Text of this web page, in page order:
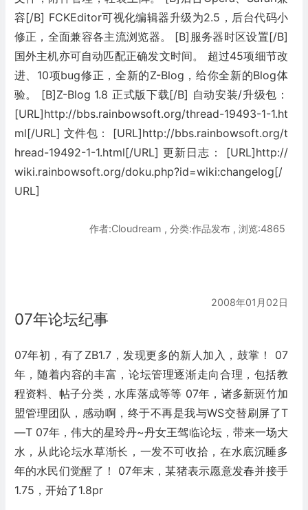
容[/B] FCKEditor可视化编辑器升级为2.5，后台代码小
修正，全面兼容各主流浏览器。 [B]服务器时区设置[/B]
国外主机亦可自动匹配正确发文时间。 超过45项细节改
进、10项bug修正，全新的Z-Blog，给你全新的Blog体
验。 [B]Z-Blog 1.8 正式版下载[/B] 自动安装/升级包：
[URL]http://bbs.rainbowsoft.org/thread-19493-1-1.ht
ml[/URL] 文件包： [URL]http://bbs.rainbowsoft.org/t
hread-19492-1-1.html[/URL] 更新日志： [URL]http://
wiki.rainbowsoft.org/doku.php?id=wiki:changelog[/
URL]
作者:Cloudream , 分类:作品发布 , 浏览:4865
2008年01月02日
07年论坛纪事
07年初，有了ZB1.7，发现更多的新人加入，鼓掌！ 07
年，随着内容的丰富，论坛管理逐渐走向合理，包括教
程资料、帖子分类，水库落成等等 07年，诸多新斑竹加
盟管理团队，感动啊，终于不再是我与WS交替刷屏了T
—T 07年，伟大的星玲丹~丹女王驾临论坛，带来一场大
水，从此论坛水草渐长，一发不可收拾，在水底沉睡多
年的水民们觉醒了！ 07年末，某猪表示愿意发春并接手
1.75，开始了1.8pr